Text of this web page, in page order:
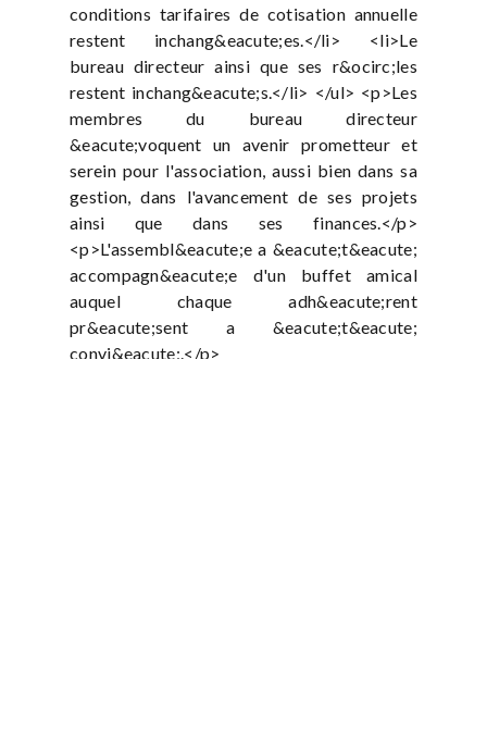
conditions tarifaires de cotisation annuelle
restent inchang&eacute;es.</li> <li>Le
bureau directeur ainsi que ses r&ocirc;les
restent inchang&eacute;s.</li> </ul> <p>Les
membres du bureau directeur
&eacute;voquent un avenir prometteur et
serein pour l'association, aussi bien dans sa
gestion, dans l'avancement de ses projets
ainsi que dans ses finances.</p>
<p>L'assembl&eacute;e a &eacute;t&eacute;
accompagn&eacute;e d'un buffet amical
auquel chaque adh&eacute;rent
pr&eacute;sent a &eacute;t&eacute;
convi&eacute;.</p>